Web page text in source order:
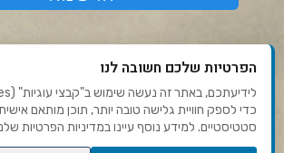
תנאי שימוש ומדיניות פרטיות
פנו אלינו
הפרטיות שלכם חשובה לנו
כדי לספק חוויית גלישה טובה יותר, תוכן מותאם אישית
סטטיסטיים. למידע נוסף עיינו במדיניות הפרטיות